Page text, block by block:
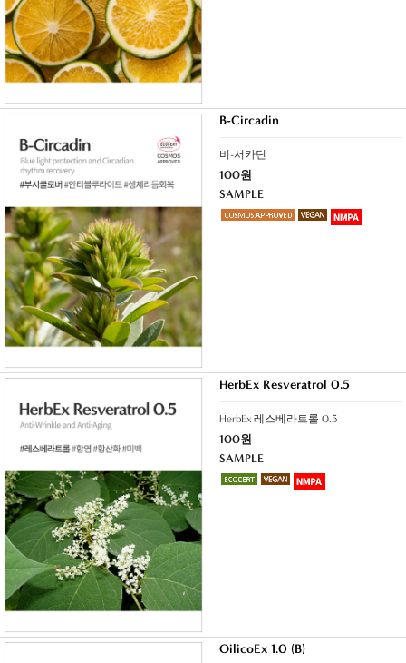
B-Circadin
비-서카딘
100원
SAMPLE
HerbEx Resveratrol 0.5
HerbEx 레스베라트롤 0.5
100원
SAMPLE
OilicoEx 1.0 (B)